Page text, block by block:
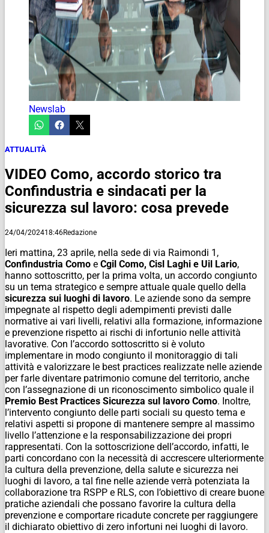
Newslab
ATTUALITÀ
VIDEO Como, accordo storico tra
Confindustria e sindacati per la
sicurezza sul lavoro: cosa prevede
24/04/202418:46Redazione
Ieri mattina, 23 aprile, nella sede di via Raimondi 1,
Confindustria Como e Cgil Como, Cisl Laghi e Uil Lario,
hanno sottoscritto, per la prima volta, un accordo congiunto
su un tema strategico e sempre attuale quale quello della
sicurezza sui luoghi di lavoro. Le aziende sono da sempre
impegnate al rispetto degli adempimenti previsti dalle
normative ai vari livelli, relativi alla formazione, informazione
e prevenzione rispetto ai rischi di infortunio nelle attività
lavorative. Con l’accordo sottoscritto si è voluto
implementare in modo congiunto il monitoraggio di tali
attività e valorizzare le best practices realizzate nelle aziende
per farle diventare patrimonio comune del territorio, anche
con l’assegnazione di un riconoscimento simbolico quale il
Premio Best Practices Sicurezza sul lavoro Como. Inoltre,
l’intervento congiunto delle parti sociali su questo tema e
relativi aspetti si propone di mantenere sempre al massimo
livello l’attenzione e la responsabilizzazione dei propri
rappresentati. Con la sottoscrizione dell’accordo, infatti, le
parti concordano con la necessità di accrescere ulteriormente
la cultura della prevenzione, della salute e sicurezza nei
luoghi di lavoro, a tal fine nelle aziende verrà potenziata la
collaborazione tra RSPP e RLS, con l’obiettivo di creare buone
pratiche aziendali che possano favorire la cultura della
prevenzione e comportare ricadute concrete per raggiungere
il dichiarato obiettivo di zero infortuni nei luoghi di lavoro.